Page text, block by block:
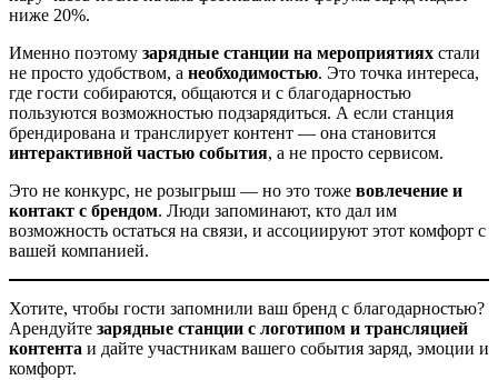
ниже 20%.
Именно поэтому зарядные станции на мероприятиях стали
не просто удобством, а необходимостью. Это точка интереса,
где гости собираются, общаются и с благодарностью
пользуются возможностью подзарядиться. А если станция
брендирована и транслирует контент — она становится
интерактивной частью события, а не просто сервисом.
Это не конкурс, не розыгрыш — но это тоже вовлечение и
контакт с брендом. Люди запоминают, кто дал им
возможность остаться на связи, и ассоциируют этот комфорт с
вашей компанией.
Хотите, чтобы гости запомнили ваш бренд с благодарностью?
Арендуйте зарядные станции с логотипом и трансляцией
контента и дайте участникам вашего события заряд, эмоции и
комфорт.